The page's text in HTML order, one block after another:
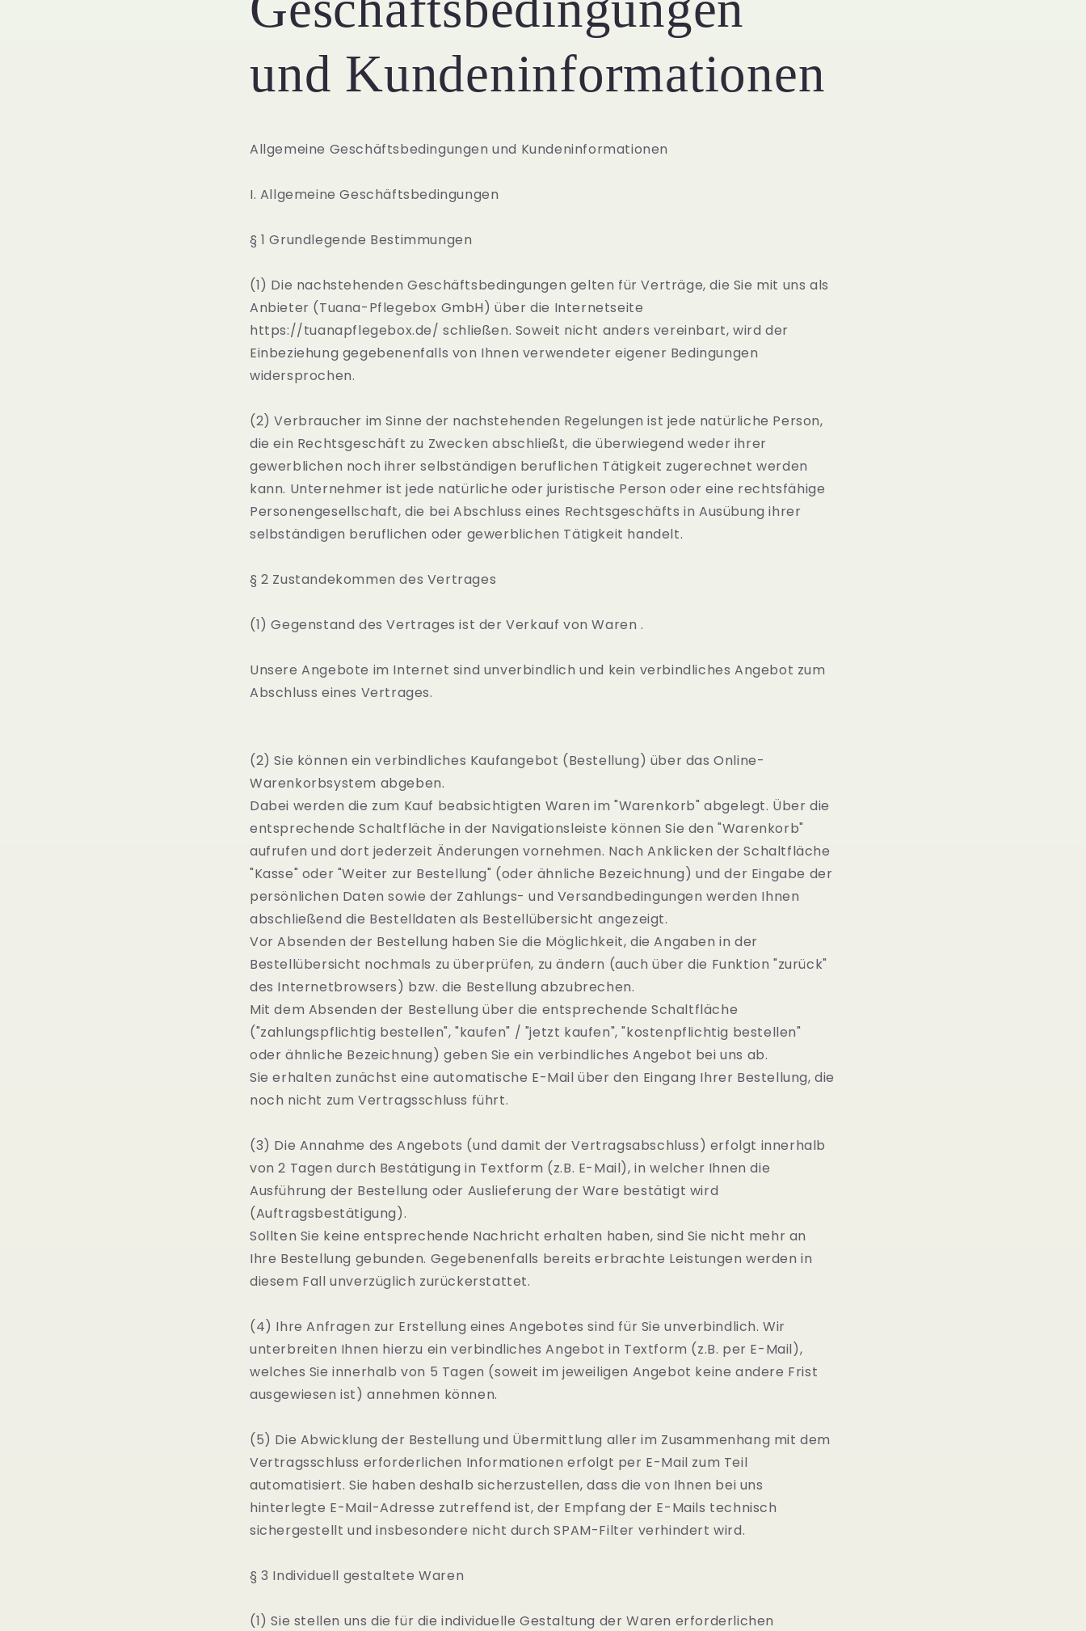
und Kundeninformationen
Allgemeine Geschäftsbedingungen und Kundeninformationen
I. Allgemeine Geschäftsbedingungen
§ 1 Grundlegende Bestimmungen
(1) Die nachstehenden Geschäftsbedingungen gelten für Verträge, die Sie mit uns als
Anbieter (Tuana-Pflegebox GmbH) über die Internetseite
https://tuanapflegebox.de/ schließen. Soweit nicht anders vereinbart, wird der
Einbeziehung gegebenenfalls von Ihnen verwendeter eigener Bedingungen
widersprochen.
(2) Verbraucher im Sinne der nachstehenden Regelungen ist jede natürliche Person,
die ein Rechtsgeschäft zu Zwecken abschließt, die überwiegend weder ihrer
gewerblichen noch ihrer selbständigen beruflichen Tätigkeit zugerechnet werden
kann. Unternehmer ist jede natürliche oder juristische Person oder eine rechtsfähige
Personengesellschaft, die bei Abschluss eines Rechtsgeschäfts in Ausübung ihrer
selbständigen beruflichen oder gewerblichen Tätigkeit handelt.
§ 2 Zustandekommen des Vertrages
(1) Gegenstand des Vertrages ist der Verkauf von Waren .
Unsere Angebote im Internet sind unverbindlich und kein verbindliches Angebot zum
Abschluss eines Vertrages.
(2) Sie können ein verbindliches Kaufangebot (Bestellung) über das Online-
Warenkorbsystem abgeben.
Dabei werden die zum Kauf beabsichtigten Waren im "Warenkorb" abgelegt. Über die
entsprechende Schaltfläche in der Navigationsleiste können Sie den "Warenkorb"
aufrufen und dort jederzeit Änderungen vornehmen. Nach Anklicken der Schaltfläche
"Kasse" oder "Weiter zur Bestellung" (oder ähnliche Bezeichnung) und der Eingabe der
persönlichen Daten sowie der Zahlungs- und Versandbedingungen werden Ihnen
abschließend die Bestelldaten als Bestellübersicht angezeigt.
Vor Absenden der Bestellung haben Sie die Möglichkeit, die Angaben in der
Bestellübersicht nochmals zu überprüfen, zu ändern (auch über die Funktion "zurück"
des Internetbrowsers) bzw. die Bestellung abzubrechen.
Mit dem Absenden der Bestellung über die entsprechende Schaltfläche
("zahlungspflichtig bestellen", "kaufen" / "jetzt kaufen", "kostenpflichtig bestellen"
oder ähnliche Bezeichnung) geben Sie ein verbindliches Angebot bei uns ab.
Sie erhalten zunächst eine automatische E-Mail über den Eingang Ihrer Bestellung, die
noch nicht zum Vertragsschluss führt.
(3) Die Annahme des Angebots (und damit der Vertragsabschluss) erfolgt innerhalb
von 2 Tagen durch Bestätigung in Textform (z.B. E-Mail), in welcher Ihnen die
Ausführung der Bestellung oder Auslieferung der Ware bestätigt wird
(Auftragsbestätigung).
Sollten Sie keine entsprechende Nachricht erhalten haben, sind Sie nicht mehr an
Ihre Bestellung gebunden. Gegebenenfalls bereits erbrachte Leistungen werden in
diesem Fall unverzüglich zurückerstattet.
(4) Ihre Anfragen zur Erstellung eines Angebotes sind für Sie unverbindlich. Wir
unterbreiten Ihnen hierzu ein verbindliches Angebot in Textform (z.B. per E-Mail),
welches Sie innerhalb von 5 Tagen (soweit im jeweiligen Angebot keine andere Frist
ausgewiesen ist) annehmen können.
(5) Die Abwicklung der Bestellung und Übermittlung aller im Zusammenhang mit dem
Vertragsschluss erforderlichen Informationen erfolgt per E-Mail zum Teil
automatisiert. Sie haben deshalb sicherzustellen, dass die von Ihnen bei uns
hinterlegte E-Mail-Adresse zutreffend ist, der Empfang der E-Mails technisch
sichergestellt und insbesondere nicht durch SPAM-Filter verhindert wird.
§ 3 Individuell gestaltete Waren
(1) Sie stellen uns die für die individuelle Gestaltung der Waren erforderlichen